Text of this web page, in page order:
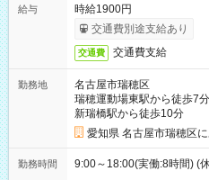
給与
時給1900円
交通費別途支給あり
交通費 交通費支給
勤務地
名古屋市瑞穂区
瑞穂運動場東駅から徒歩7分
新瑞橋駅から徒歩10分
愛知県 名古屋市瑞穂区
勤務時間 9:00～18:00(実働:8時間) (